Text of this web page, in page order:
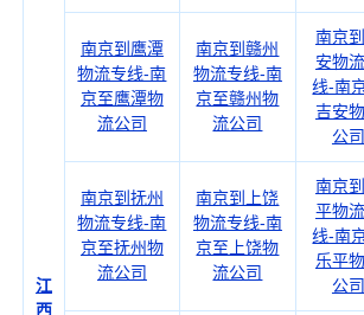
江
西
南京到鹰潭
物流专线-南
京至鹰潭物
流公司
南京到赣州
物流专线-南
京至赣州物
流公司
南京
安物
线-南
吉安
公司
南京到抚州
物流专线-南
京至抚州物
流公司
南京到上饶
物流专线-南
京至上饶物
流公司
南京
平物
线-南
乐平
公司